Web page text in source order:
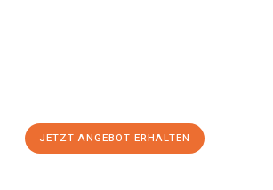
JETZT ANGEBOT ERHALTEN